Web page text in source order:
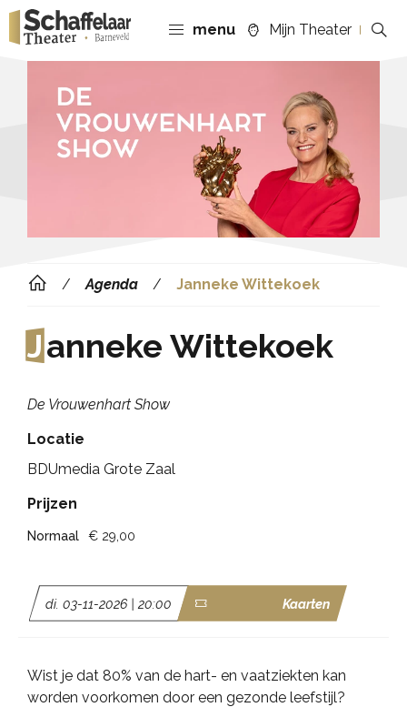
menu Mijn Theater
Agenda Janneke Wittekoek
Janneke Wittekoek
De Vrouwenhart Show
Wist je dat 80% van de hart- en vaatziekten kan
worden voorkomen door een gezonde leefstijl?
di. 03-11-2026 | 20:00 Kaarten
Locatie
BDUmedia Grote Zaal
Prijzen
Normaal € 29,00